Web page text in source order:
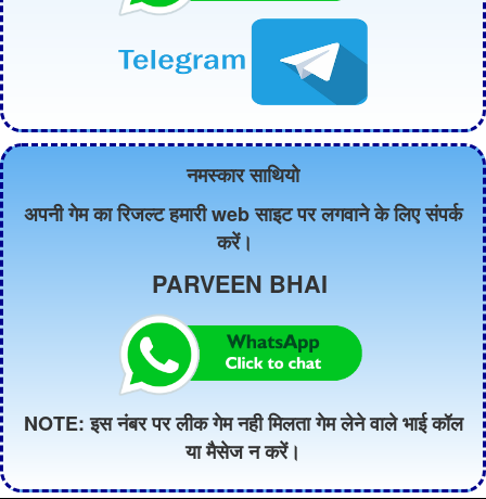
नमस्कार साथियो
अपनी गेम का रिजल्ट हमारी web साइट पर लगवाने के लिए संपर्क
करें।
PARVEEN BHAI
NOTE: इस नंबर पर लीक गेम नही मिलता गेम लेने वाले भाई कॉल
या मैसेज न करें।